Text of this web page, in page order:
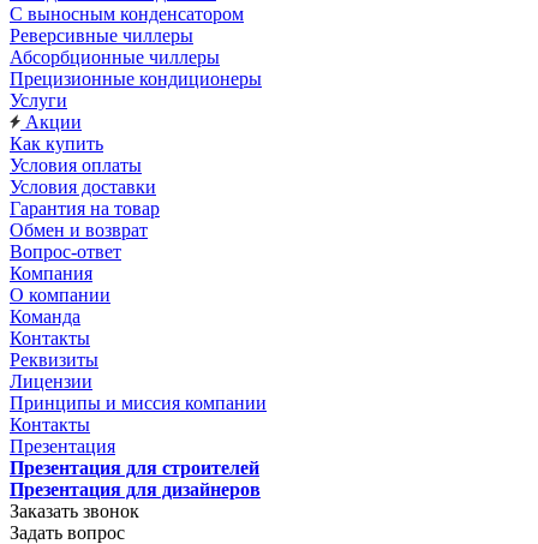
С выносным конденсатором
Реверсивные чиллеры
Абсорбционные чиллеры
Прецизионные кондиционеры
Услуги
Акции
Как купить
Условия оплаты
Условия доставки
Гарантия на товар
Обмен и возврат
Вопрос-ответ
Компания
О компании
Команда
Контакты
Реквизиты
Лицензии
Принципы и миссия компании
Контакты
Презентация
Презентация для строителей
Презентация для дизайнеров
Заказать звонок
Задать вопрос